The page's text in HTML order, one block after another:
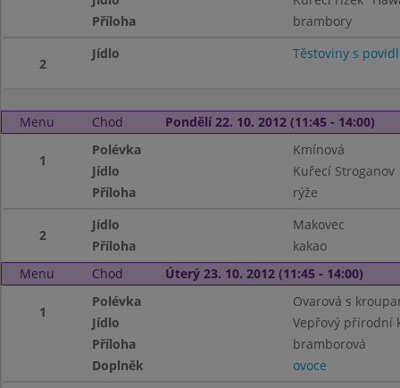
Příloha
brambory
2
Jídlo Těstoviny s
Menu Chod Pondělí 22. 10. 2012 (11:45 - 14:00)
1
Polévka
Kmínová
Jídlo
Kuřecí Stroganov
Příloha
rýže
2
Jídlo
Makovec
Příloha
kakao
Menu
Chod Úterý 23. 10. 2012 (11:45 - 14:00)
1
Polévka
Ovarová s
Jídlo
Vepřový přírodní
Příloha
bramborová
Doplněk
ovoce